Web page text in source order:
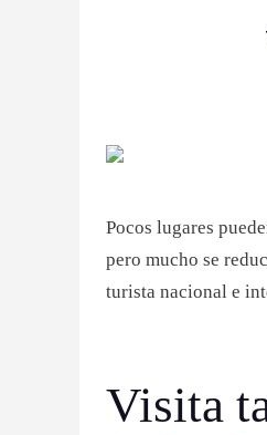
Pocos lugares
pero mucho se
turista nacional e
Visita